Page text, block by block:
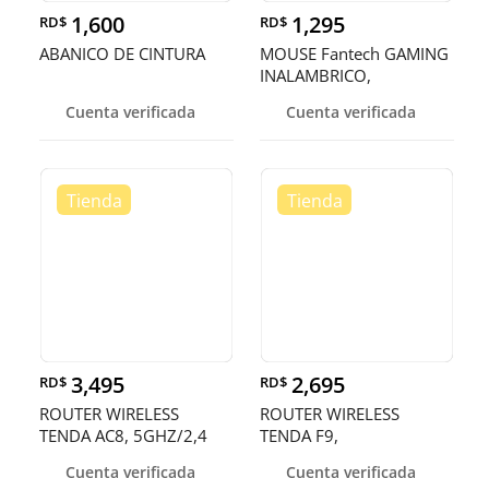
RD$ 1,600
ABANICO DE CINTURA
Cuenta verificada
RD$ 1,295
MOUSE Fantech GAMING
INALAMBRICO,
Cuenta verificada
RD$ 3,495
ROUTER WIRELESS
TENDA AC8, 5GHZ/2,4
Cuenta verificada
RD$ 2,695
ROUTER WIRELESS
TENDA F9,
Cuenta verificada